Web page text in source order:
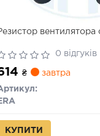
вентилятора
0 відгуків
₴ завтра
КУПИТИ